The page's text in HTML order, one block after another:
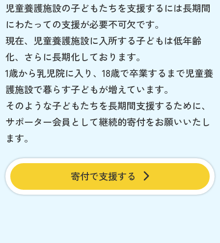
児童養護施設の子どもたちを支援するには長期間
にわたっての支援が必要不可欠です。
現在、児童養護施設に入所する子どもは低年齢
化、さらに長期化しております。
1歳から乳児院に入り、18歳で卒業するまで児童養
護施設で暮らす子どもが増えています。
そのような子どもたちを長期間支援するために、
サポーター会員として継続的寄付をお願いいたし
ます。
寄付で支援する